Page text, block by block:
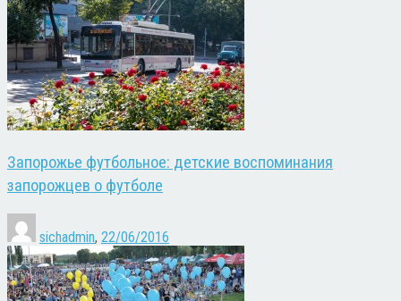
Запорожье футбольное: детские воспоминания
запорожцев о футболе
sichadmin, 22/06/2016